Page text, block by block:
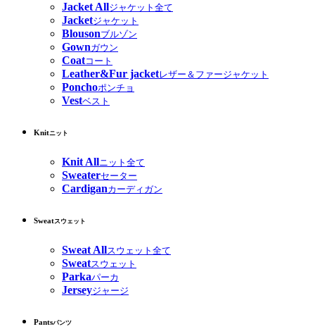
Jacket Allジャケット全て
Jacketジャケット
Blousonブルゾン
Gownガウン
Coatコート
Leather&Fur jacketレザー＆ファージャケット
Ponchoポンチョ
Vestベスト
Knitニット
Knit Allニット全て
Sweaterセーター
Cardiganカーディガン
Sweatスウェット
Sweat Allスウェット全て
Sweatスウェット
Parkaパーカ
Jerseyジャージ
Pantsパンツ